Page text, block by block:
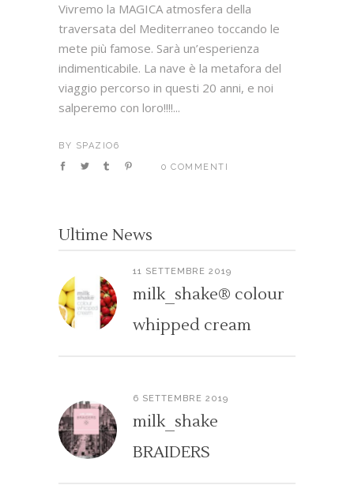
Vivremo la MAGICA atmosfera della
traversata del Mediterraneo toccando le
mete più famose. Sarà un’esperienza
indimenticabile. La nave è la metafora del
viaggio percorso in questi 20 anni, e noi
salperemo con loro!!!!...
BY SPAZIO6
0 COMMENTI
Ultime News
11 SETTEMBRE 2019
milk_shake® colour
whipped cream
6 SETTEMBRE 2019
milk_shake
BRAIDERS